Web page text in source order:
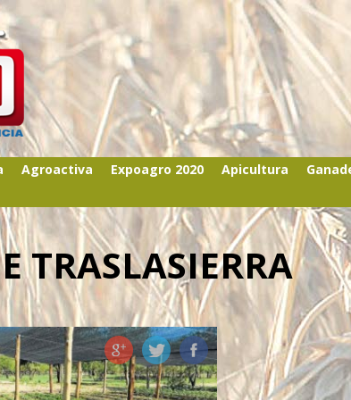
Agroactiva Expoagro 2020 Apicultura
TRASLASIERRA